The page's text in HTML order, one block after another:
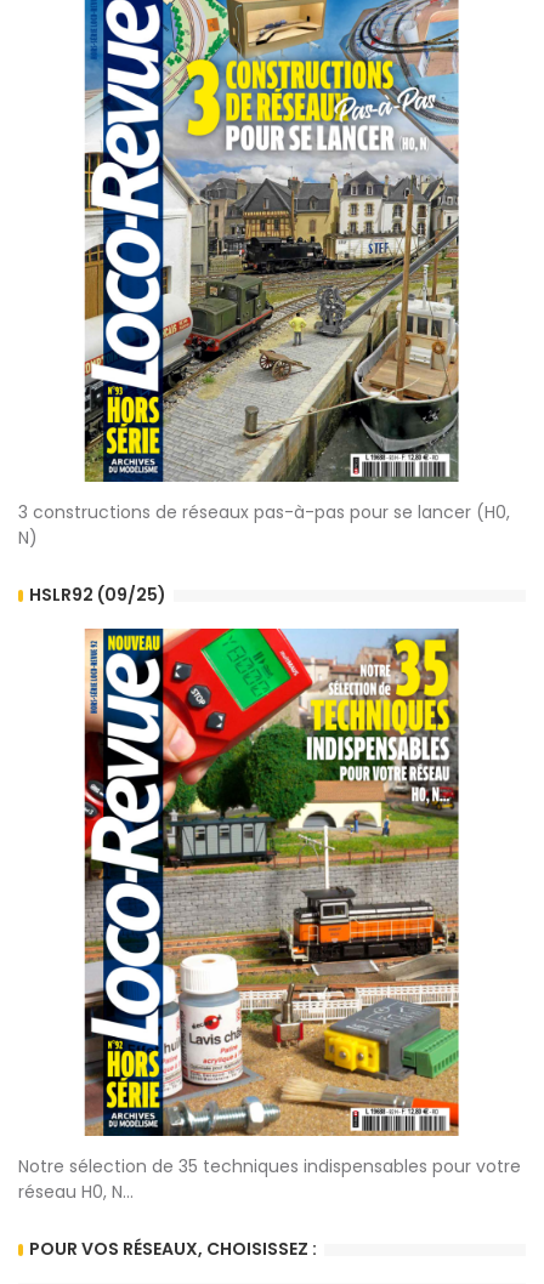
3 constructions de réseaux pas-à-pas pour se lancer (H0,
N)
HSLR92 (09/25)
Notre sélection de 35 techniques indispensables pour votre
réseau H0, N...
POUR VOS RÉSEAUX, CHOISISSEZ :